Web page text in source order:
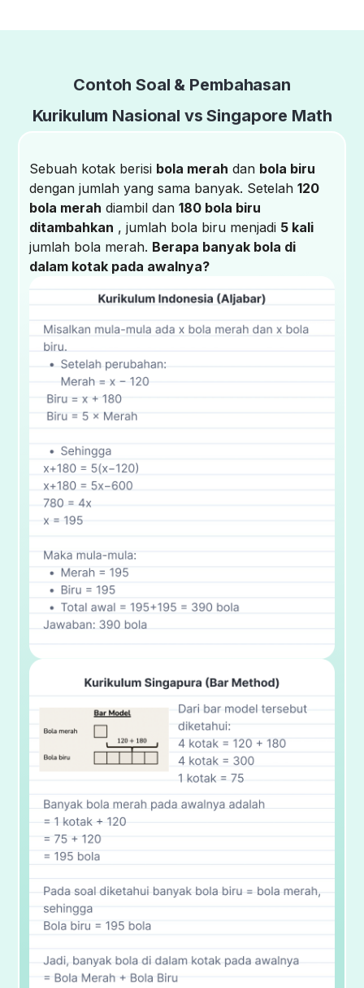
Contoh Soal & Pembahasan
Kurikulum Nasional vs Singapore Math
Sebuah kotak berisi bola merah dan bola biru
dengan jumlah yang sama banyak. Setelah120
bola merah diambil dan180 bola biru
ditambahkan , jumlah bola biru menjadi 5 kali
jumlah bola merah. Berapa banyak bola di
dalam kotak pada awalnya?